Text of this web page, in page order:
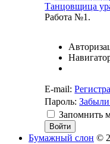
Танцовщица
Работа №1.
E-mail:
Пароль:
Запомнить
Бумажный слон ©